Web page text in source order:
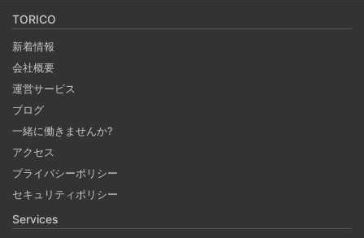
ィ対策とその影響について簡単にご紹介します。
Coima + Rosetta 2 で、Apple Silicon 上で x86_64
の Docker イメージをビルドする (Docker desktop
やめる)
2025-03-24
Docker Desktop を使わずに、Mac で x86 の Docker イメ
ージのビルドをする手順を書いています。Colima と
Rosetta2 を使って、クロスアーキテクチャーでビルドする
方法です。Lima, QEmu, nerdctl の実例も記載しています。
TORICO
新着情報
会社概要
運営サービス
ブログ
一緒に働きませんか?
アクセス
プライバシーポリシー
セキュリティポリシー
Services